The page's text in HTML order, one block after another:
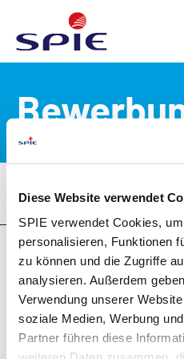
Diese Website verwendet
SPIE verwendet Cookies,
personalisieren, Funktionen
zu können und die Zugriffe
analysieren. Außerdem
Verwendung unserer
soziale Medien, Werbung
Partner führen diese
Karriere Stellenangebote
AGB
Impressum
Datenschutzhinweise